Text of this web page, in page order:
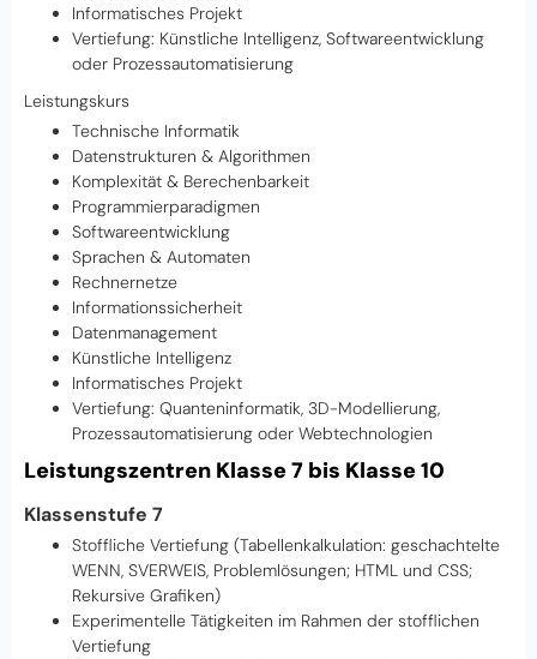
Informatisches Projekt
Vertiefung: Künstliche Intelligenz, Softwareentwicklung
oder Prozessautomatisierung
Leistungskurs
Technische Informatik
Datenstrukturen & Algorithmen
Komplexität & Berechenbarkeit
Programmierparadigmen
Softwareentwicklung
Sprachen & Automaten
Rechnernetze
Informationssicherheit
Datenmanagement
Künstliche Intelligenz
Informatisches Projekt
Vertiefung: Quanteninformatik, 3D-Modellierung,
Prozessautomatisierung oder Webtechnologien
Leistungszentren Klasse 7 bis Klasse 10
Klassenstufe 7
Stoffliche Vertiefung (Tabellenkalkulation: geschachtelte
WENN, SVERWEIS, Problemlösungen; HTML und CSS;
Rekursive Grafiken)
Experimentelle Tätigkeiten im Rahmen der stofflichen
Vertiefung